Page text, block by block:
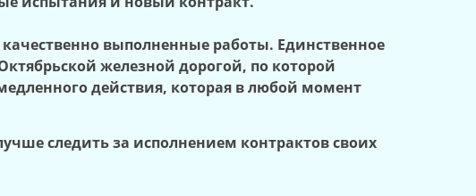
выполненные работы. Единственное
железной дорогой, по которой
действия, которая в любой момент
следить за исполнением контрактов своих